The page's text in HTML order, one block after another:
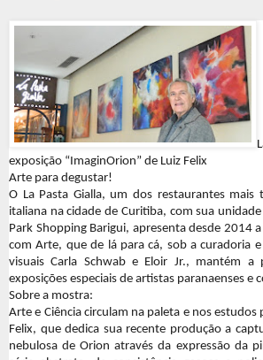
exposição “ImaginOrion” de Luiz Felix
Arte para degustar!
O La Pasta Gialla, um dos restaurantes mais
italiana na cidade de Curitiba, com sua
Park Shopping Barigui, apresenta desde 2014
com Arte, que de lá para cá, sob a curadoria
visuais Carla Schwab e Eloir Jr., mantém a
exposições especiais de artistas paranaenses e
Sobre a mostra:
Arte e Ciência circulam na paleta e nos
Felix, que dedica sua recente produção a
nebulosa de Orion através da expressão da